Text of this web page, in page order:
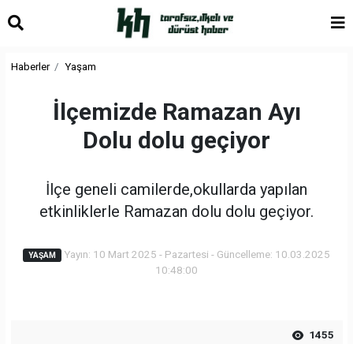
Haberler Yaşam
İlçemizde Ramazan Ayı
Dolu dolu geçiyor
İlçe geneli camilerde,okullarda yapılan
etkinliklerle Ramazan dolu dolu geçiyor.
YAŞAM
Yayın: 10 Mart 2025 - Pazartesi - Güncelleme: 10.03.2025
10:48:00
1455